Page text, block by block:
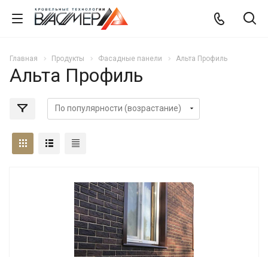
Главная Продукты Фасадные панели Альта Профиль
Альта Профиль